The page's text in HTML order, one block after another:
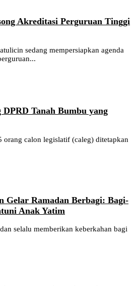
Akreditasi Perguruan Tinggi
sedang mempersiapkan agenda
Tanah Bumbu yang
calon legislatif (caleg) ditetapkan
Gelar Ramadan Berbagi: Bagi-
Anak Yatim
selalu memberikan keberkahan bagi